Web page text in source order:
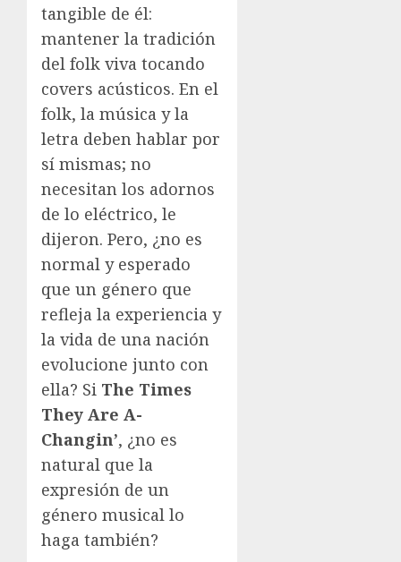
tangible de él:
mantener la tradición
del folk viva tocando
covers acústicos. En el
folk, la música y la
letra deben hablar por
sí mismas; no
necesitan los adornos
de lo eléctrico, le
dijeron. Pero, ¿no es
normal y esperado
que un género que
refleja la experiencia y
la vida de una nación
evolucione junto con
ella? Si The Times
They Are A-
Changin’, ¿no es
natural que la
expresión de un
género musical lo
haga también?